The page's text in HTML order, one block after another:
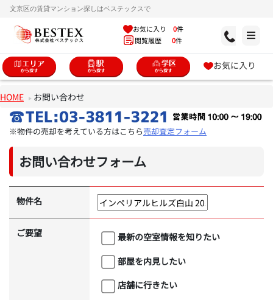
文京区の賃貸マンション探しはベステックスで
お気に入り 0件
閲覧履歴 0件
お気に入り
HOME お問い合わせ
※物件の売却を考えている方はこちら売却査定フォーム
お問い合わせフォーム
物件名
ご要望
最新の空室情報を知りたい
部屋を内見したい
店舗に行きたい